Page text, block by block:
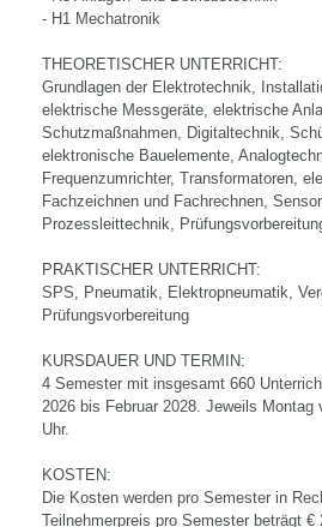
- H1 Mechatronik
THEORETISCHER UNTERRICHT:
Grundlagen der Elektrotechnik,
elektrische Messgeräte, elektrische
Schutzmaßnahmen, Digitaltechnik,
elektronische Bauelemente,
Frequenzumrichter, Transformatoren,
Fachzeichnen und Fachrechnen,
Prozessleittechnik,
PRAKTISCHER UNTERRICHT:
SPS, Pneumatik, Elektropneumatik,
Prüfungsvorbereitung
KURSDAUER UND TERMIN:
4 Semester mit insgesamt 660
2026 bis Februar 2028. Jeweils Montag
Uhr.
KOSTEN:
Die Kosten werden pro Semester in
Teilnehmerpreis pro Semester beträgt